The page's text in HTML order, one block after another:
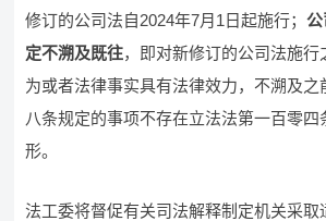
修订的公司法自2024年7月1日起施行；
定不溯及既往，即对新修订的公司法施
为或者法律事实具有法律效力，不溯及之
八条规定的事项不存在立法法第一百零四
形。
法工委将督促有关司法解释制定机关采取